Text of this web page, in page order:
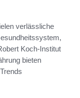
verlässliche
Koch-Institut
bieten